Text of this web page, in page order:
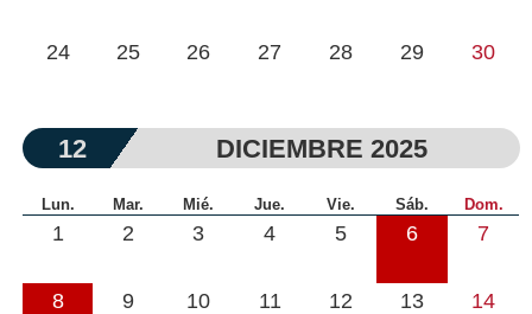
24 25 26 27 28 29 30
12 DICIEMBRE 2025
Lun. Mar. Mié. Jue. Vie. Sáb. Dom.
1 2 3 4 5 6 7
8 9 10 11 12 13 14